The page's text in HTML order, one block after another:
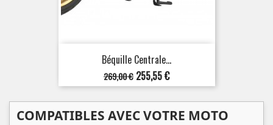
Béquille Centrale...
Prix
de
base
269,00 € Prix
255,55 €
COMPATIBLES AVEC VOTRE MOTO